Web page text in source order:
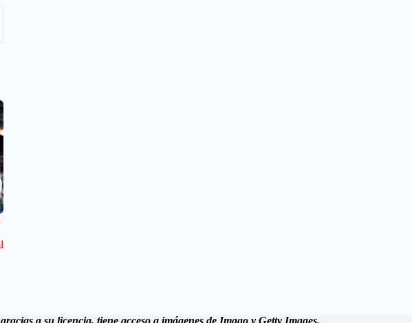
a su licencia, tiene acceso a imágenes de Imago y Getty Images.